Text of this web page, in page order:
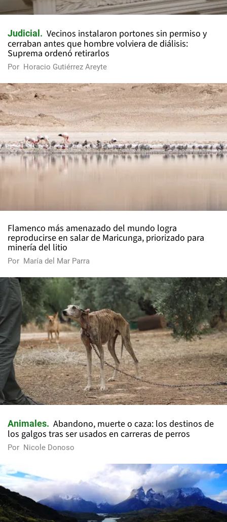
Judicial
Vecinos instalaron portones sin permiso y
cerraban antes que hombre volviera de diálisis:
Suprema ordenó retirarlos
Por Horacio Gutiérrez Areyte
Flamenco más amenazado del mundo logra
reproducirse en salar de Maricunga, priorizado para
minería del litio
Por María del Mar Parra
Animales
Abandono, muerte o caza: los destinos de
los galgos tras ser usados en carreras de perros
Por Nicole Donoso